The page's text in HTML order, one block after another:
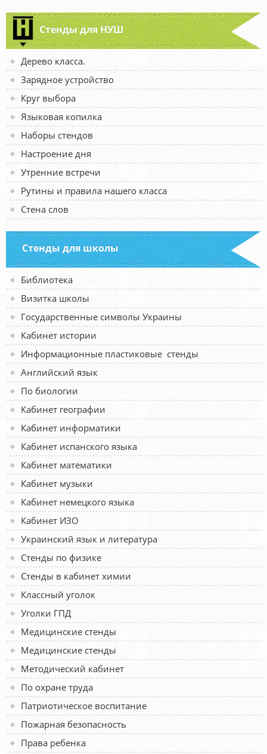
Стенды для НУШ
Дерево класса.
Зарядное устройство
Круг выбора
Языковая копилка
Наборы стендов
Настроение дня
Утренние встречи
Рутины и правила нашего класса
Стена слов
Стенды для школы
Библиотека
Визитка школы
Государственные символы Украины
Кабинет истории
Информационные пластиковые стенды
Английский язык
По биологии
Кабинет географии
Кабинет информатики
Кабинет испанского языка
Кабинет математики
Кабинет музыки
Кабинет немецкого языка
Кабинет ИЗО
Украинский язык и литература
Стенды по физике
Стенды в кабинет химии
Классный уголок
Уголки ГПД
Медицинские стенды
Медицинские стенды
Методический кабинет
По охране труда
Патриотическое воспитание
Пожарная безопасность
Права ребенка